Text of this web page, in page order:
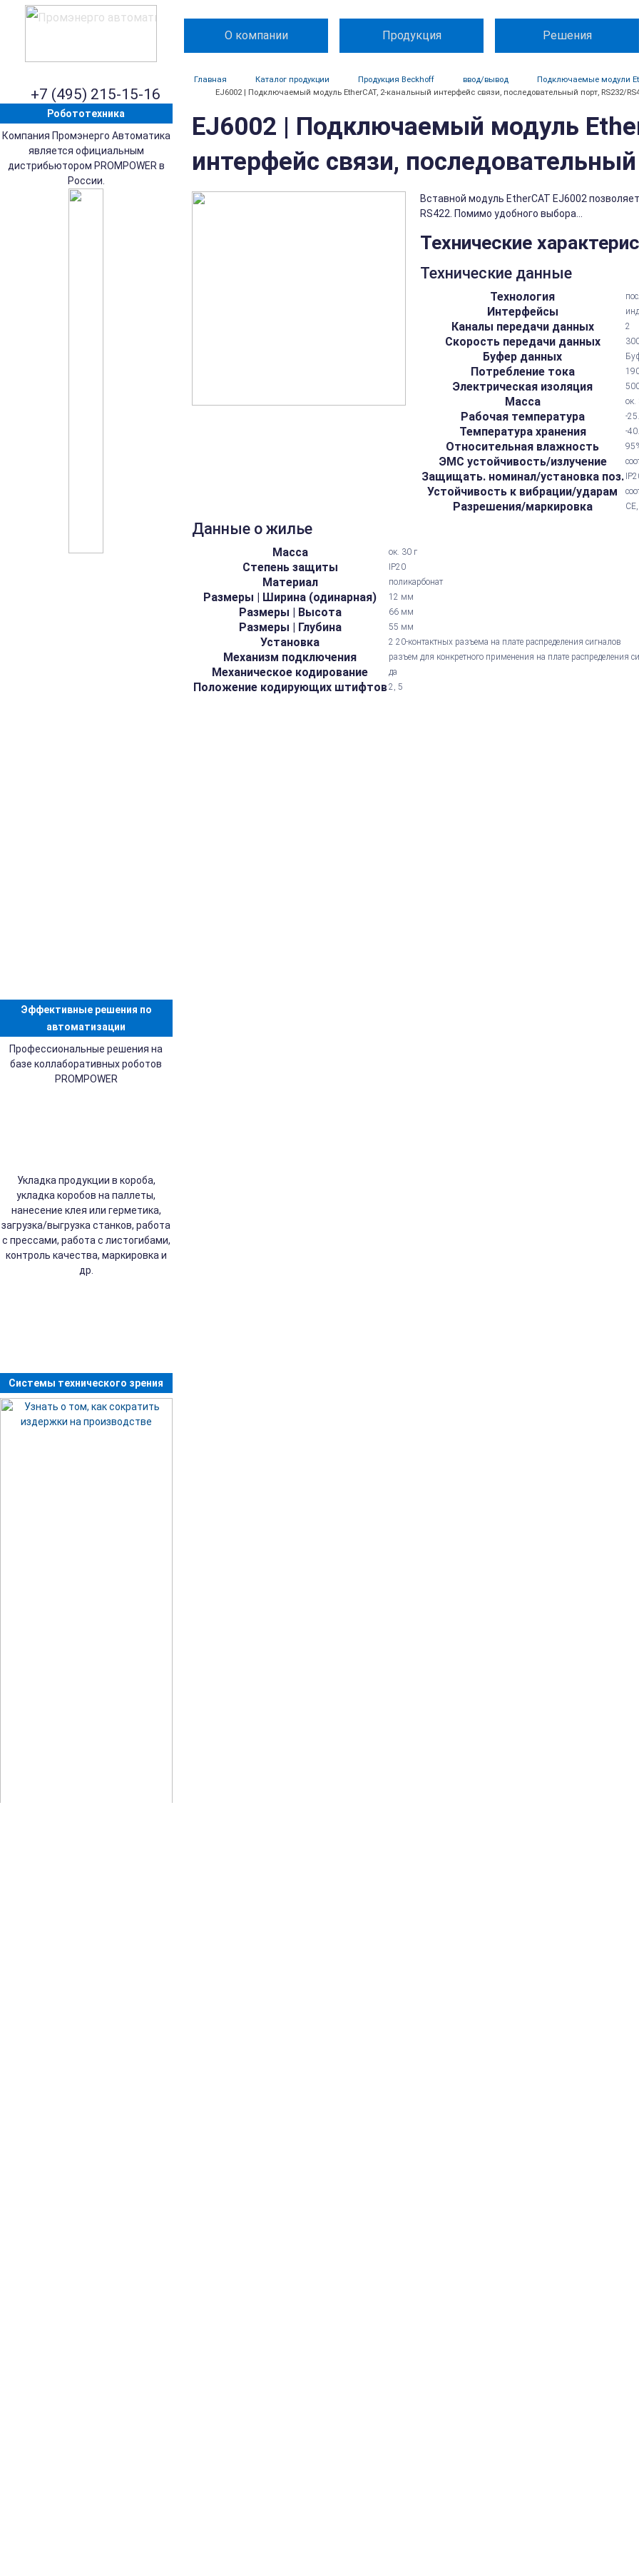
О компании Продукция Решения
+7 (495) 215-15-16
Главная Каталог продукции Продукция Beckhoff ввод/вывод Подключаемые модули
EJ6002 | Подключаемый модуль EtherCAT, 2-канальный интерфейс связи, последовательный порт, RS232/
Робототехника
Компания Промэнерго Автоматика
является официальным
дистрибьютором PROMPOWER в
России.
Эффективные решения по
автоматизации
Профессиональные решения на
базе коллаборативных роботов
PROMPOWER
Укладка продукции в короба,
укладка коробов на паллеты,
нанесение клея или герметика,
загрузка/выгрузка станков, работа
с прессами, работа с листогибами,
контроль качества, маркировка и
др.
Системы технического зрения
EJ6002 | Подключаемый модуль
интерфейс связи,
Вставной модуль EtherCAT EJ6002
RS422. Помимо удобного выбора...
Технические
Технические данные
Технология
Интерфейсы
Каналы передачи данных 2
Скорость передачи данных
Буфер данных
Потребление тока
Электрическая изоляция
Масса ок.
Рабочая температура -
Температура хранения -
Относительная влажность
ЭМС устойчивость/излучение
Защищать. номинал/установка поз.
Устойчивость к вибрации/ударам
Разрешения/маркировка
Данные о жилье
Масса ок. 30 г
Степень защиты IP20
Материал поликарбонат
Размеры | Ширина (одинарная) 12 мм
Размеры | Высота 66 мм
Размеры | Глубина 55 мм
Установка 2 20-контактных разъема на плате распределения сигналов
Механизм подключения разъем для конкретного применения на плате распределения
Механическое кодирование да
Положение кодирующих штифтов2, 5